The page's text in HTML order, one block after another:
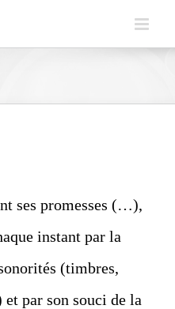
ses promesses (…),
instant par la
(timbres,
par son souci de la